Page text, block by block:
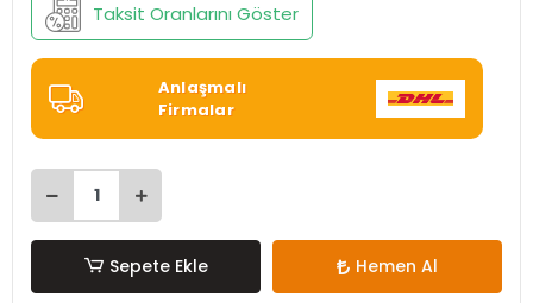
Taksit Oranlarını Göster
Anlaşmalı
Firmalar
Sepete Ekle Hemen Al